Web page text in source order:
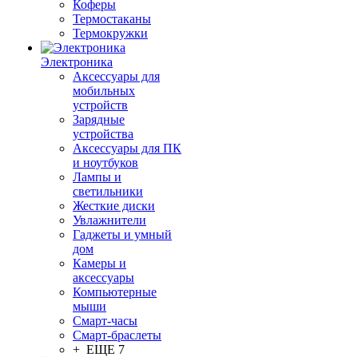
Коферы
Термостаканы
Термокружки
Электроника
Аксессуары для
мобильных
устройств
Зарядные
устройства
Аксессуары для ПК
и ноутбуков
Лампы и
светильники
Жесткие диски
Увлажнители
Гаджеты и умный
дом
Камеры и
аксессуары
Компьютерные
мыши
Смарт-часы
Смарт-браслеты
+ ЕЩЕ 7